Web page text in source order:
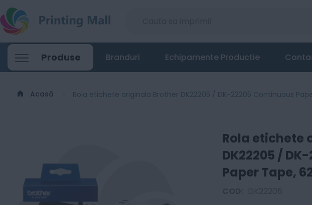
Produse Branduri Echipamente Productie
Acasă Rola etichete originala Brother DK22205 / DK-22205 Continuous
Rola etichete
DK22205 /
Paper Tape,
Rola etichete originala Brother DK22205 / DK-22205
7746 Lei